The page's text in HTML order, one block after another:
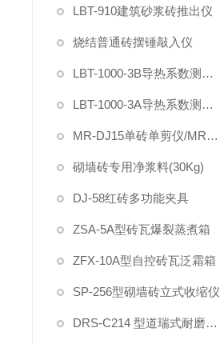
LBT-910建筑砂浆砖推出仪
烧结普通砖摆锤敲入仪
LBT-1000-3B导热系数测定仪（电动加载试件）
LBT-1000-3A导热系数测定仪
MR-DJ15单砖单剪仪/MR-DYS75单砖原位双剪仪
砌墙砖专用净浆料(30Kg)
DJ-58红砖多功能夹具
ZSA-5A型砖瓦爆裂蒸煮箱
ZFX-10A型自控砖瓦泛霜箱
SP-256型砌墙砖立式收缩仪
DRS-C214 型道瑞式耐磨试验机